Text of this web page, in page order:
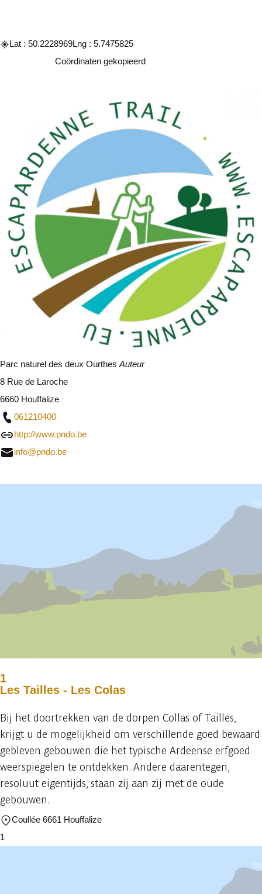
Lat : 50.2228969Lng : 5.7475825
Coördinaten gekopieerd
Parc naturel des deux Ourthes Auteur
8 Rue de Laroche
6660 Houffalize
061210400
http://www.pndo.be
info@pndo.be
1
Les Tailles - Les Colas
Bij het doortrekken van de dorpen Collas of Tailles,
krijgt u de mogelijkheid om verschillende goed bewaard
gebleven gebouwen die het typische Ardeense erfgoed
weerspiegelen te ontdekken. Andere daarentegen,
resoluut eigentijds, staan zij aan zij met de oude
gebouwen.
Coullée 6661 Houffalize
1